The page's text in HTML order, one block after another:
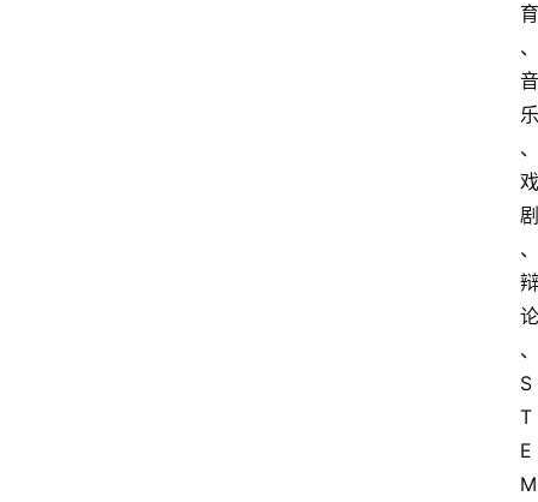
育
、
音
乐
、
戏
剧
、
辩
论
、
S
T
E
M